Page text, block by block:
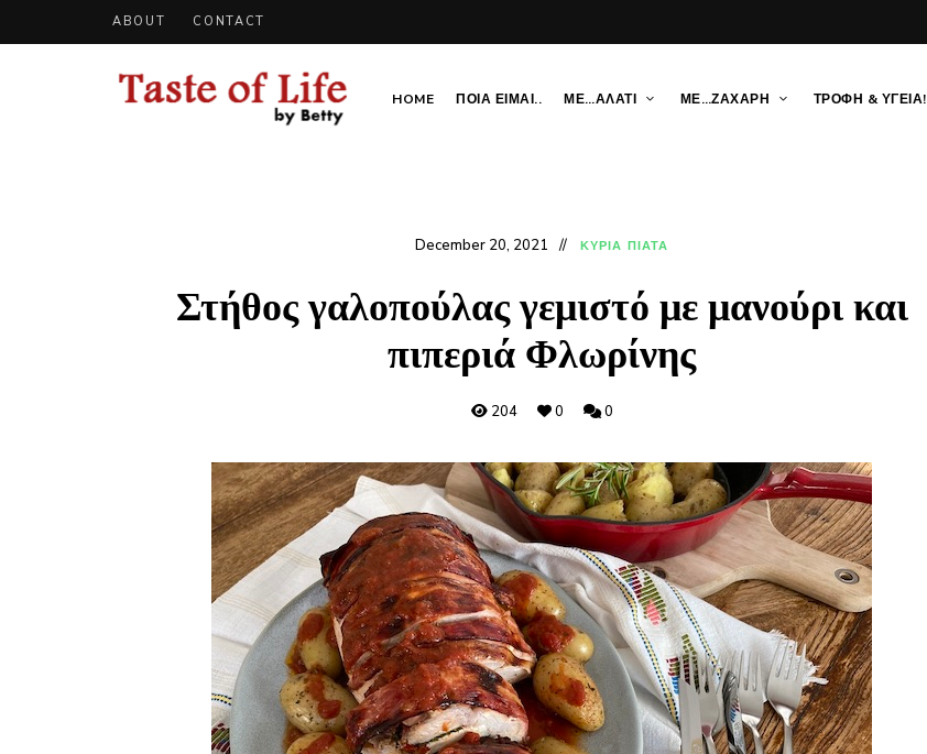
ABOUT CONTACT
HOME ΠΟΙΑ ΕΙΜΑΙ.. ΜΕ…ΑΛΑΤΙ ΜΕ…ΖΑΧΑΡΗ ΤΡΟΦΗ & ΥΓΕΙΑ!
December 20, 2021 ΚΥΡΙΑ ΠΙΑΤΑ
Στήθος γαλοπούλας γεμιστό με μανούρι και
πιπεριά Φλωρίνης
204 0 0